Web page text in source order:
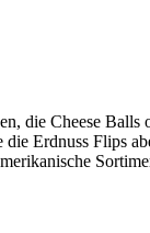
die Cheese Balls
Erdnuss Flips